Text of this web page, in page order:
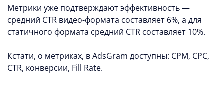
Метрики уже подтверждают эффективность —
средний CTR видео-формата составляет 6%, а для
статичного формата средний CTR составляет 10%.
Кстати, о метриках, в AdsGram доступны: CPM, CPC,
CTR, конверсии, Fill Rate.